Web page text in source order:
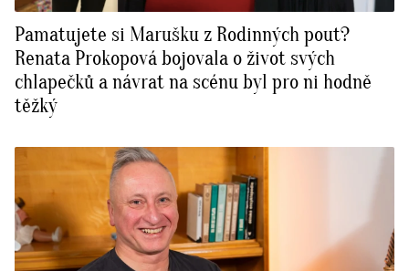
Pamatujete si Marušku z Rodinných pout?
Renata Prokopová bojovala o život svých
chlapečků a návrat na scénu byl pro ni hodně
těžký